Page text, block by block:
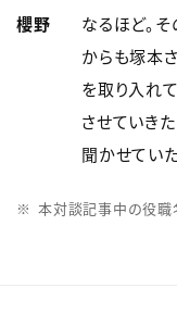
櫻野
なるほど。
からも塚本
を取り入れ
させていき
聞かせてい
本対談記事中の役職